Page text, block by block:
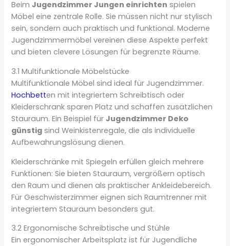
BeimJugendzimmer Jungen einrichten spielen
Möbel eine zentrale Rolle. Sie müssen nicht nur stylisch
sein, sondern auch praktisch und funktional. Moderne
Jugendzimmermöbel vereinen diese Aspekte perfekt
und bieten clevere Lösungen für begrenzte Räume.
3.1 Multifunktionale Möbelstücke
Multifunktionale Möbel sind ideal für Jugendzimmer.
Hochbetten mit integriertem Schreibtisch oder
Kleiderschrank sparen Platz und schaffen zusätzlichen
Stauraum. Ein Beispiel fürJugendzimmer Deko
günstig sind Weinkistenregale, die als individuelle
Aufbewahrungslösung dienen.
Kleiderschränke mit Spiegeln erfüllen gleich mehrere
Funktionen: Sie bieten Stauraum, vergrößern optisch
den Raum und dienen als praktischer Ankleidebereich.
Für Geschwisterzimmer eignen sich Raumtrenner mit
integriertem Stauraum besonders gut.
3.2 Ergonomische Schreibtische und Stühle
Ein ergonomischer Arbeitsplatz ist für Jugendliche